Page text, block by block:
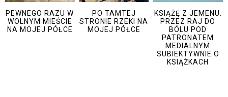
PEWNEGO RAZU W
WOLNYM MIEŚCIE
NA MOJEJ PÓŁCE
PO TAMTEJ
STRONIE RZEKI NA
MOJEJ PÓŁCE
KSIĄŻĘ Z JEMENU.
PRZEZ RAJ DO
BÓLU POD
PATRONATEM
MEDIALNYM
SUBIEKTYWNIE O
KSIĄŻKACH